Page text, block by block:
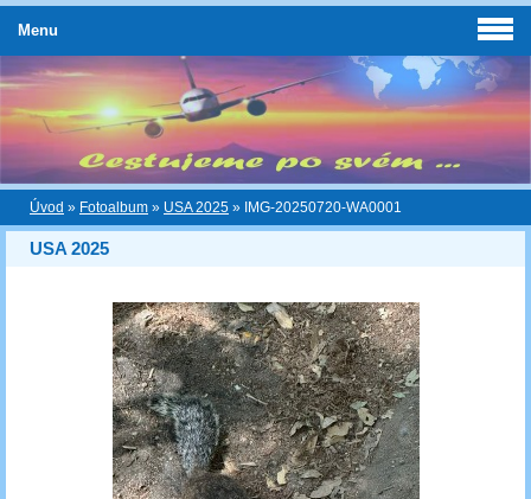
Úvod » Fotoalbum » USA 2025 » IMG-20250720-WA0001
USA 2025
Menu